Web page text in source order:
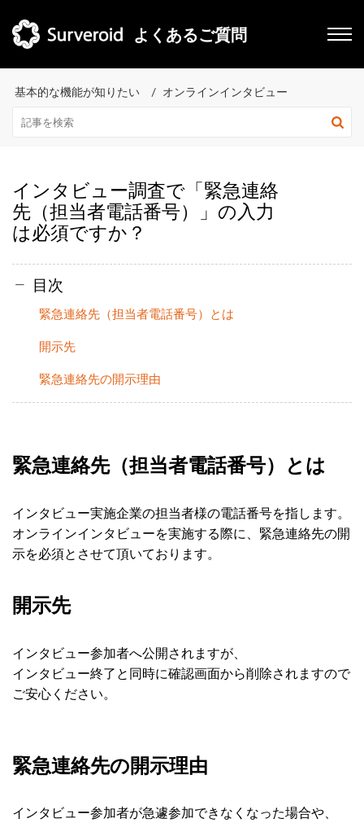
よくあるご質問
基本的な機能が知りたい オンラインインタビュー
インタビュー調査で「緊急連絡
先（担当者電話番号）」の入力
は必須ですか？
目次
緊急連絡先（担当者電話番号）とは
開示先
緊急連絡先の開示理由
緊急連絡先（担当者電話番号）とは
インタビュー実施企業の担当者様の電話番号を指します。
オンラインインタビューを実施する際に、緊急連絡先の開
示を必須とさせて頂いております。
開示先
インタビュー参加者へ公開されますが、
インタビュー終了と同時に確認画面から削除されますので
ご安心ください。
緊急連絡先の開示理由
インタビュー参加者が急遽参加できなくなった場合や、